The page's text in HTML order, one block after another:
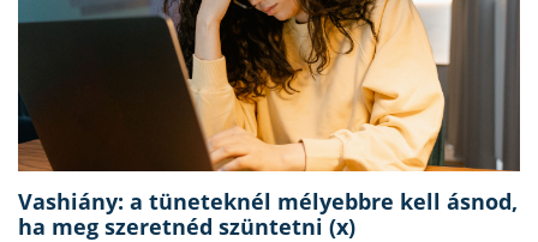
Vashiány: a tüneteknél mélyebbre kell ásnod,
ha meg szeretnéd szüntetni (x)